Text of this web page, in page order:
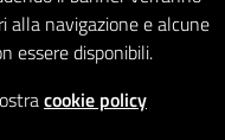
alla navigazione e alcune
essere disponibili.
cookie policy